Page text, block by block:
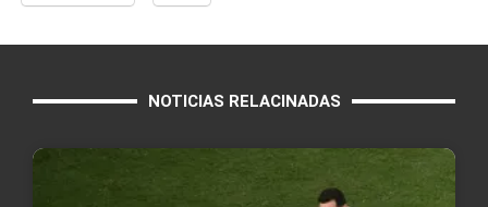
NOTICIAS RELACINADAS